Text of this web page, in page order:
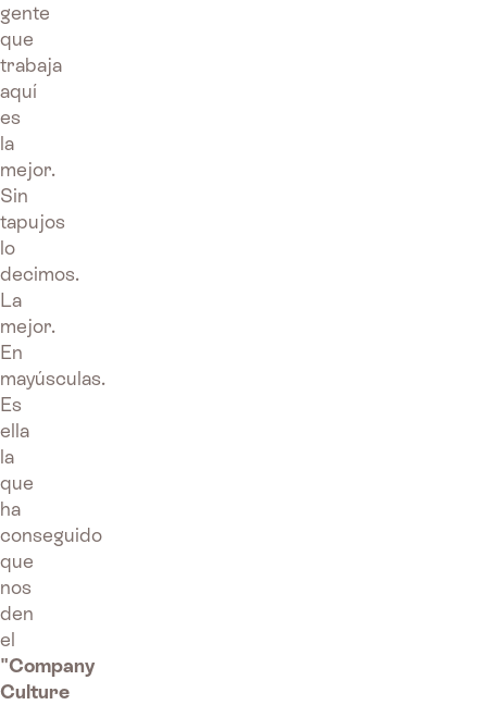
gente
que
trabaja
aquí
es
la
mejor.
Sin
tapujos
lo
decimos.
La
mejor.
En
mayúsculas.
Es
ella
la
que
ha
conseguido
que
nos
den
el
"Company
Culture